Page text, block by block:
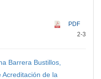
PDF
2-3
Barrera Bustillos,
de la